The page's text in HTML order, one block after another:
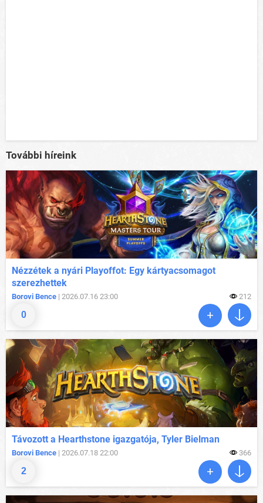
További híreink
0
Nézzétek a nyári Playoffot: Egy kártyacsomagot
szerezhettek
Borovi Bence | 2026.07.16 23:00 212
2
Távozott a Hearthstone igazgatója, Tyler Bielman
Borovi Bence | 2026.07.18 22:00 366